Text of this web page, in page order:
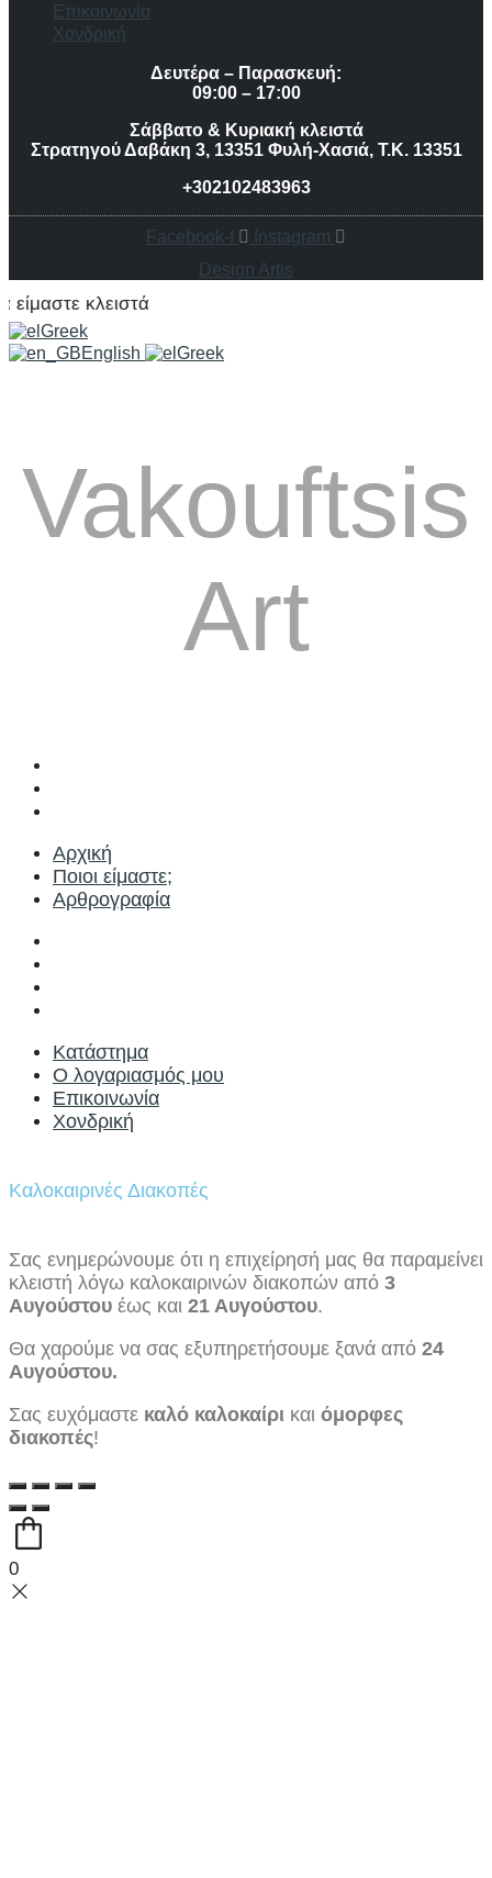
Επικοινωνία
Χονδρική
Δευτέρα – Παρασκευή:
09:00 – 17:00
Σάββατο & Κυριακή κλειστά
Στρατηγού Δαβάκη 3, 13351 Φυλή-Χασιά, Τ.Κ. 13351
+302102483963
Facebook-f
Instagram
Design Artis
κλειστά
Greek
English
Greek
Vakouftsis
Art
Αρχική
Ποιοι είμαστε;
Αρθρογραφία
Κατάστημα
Ο λογαριασμός μου
Επικοινωνία
Χονδρική
Καλοκαιρινές Διακοπές
Σας ενημερώνουμε ότι η επιχείρησή μας θα παραμείνει
κλειστή λόγω καλοκαιρινών διακοπών από 3
Αυγούστου έως και 21 Αυγούστου.
Θα χαρούμε να σας εξυπηρετήσουμε ξανά από 24
Αυγούστου.
Σας ευχόμαστε καλό καλοκαίρι και όμορφες
διακοπές!
0